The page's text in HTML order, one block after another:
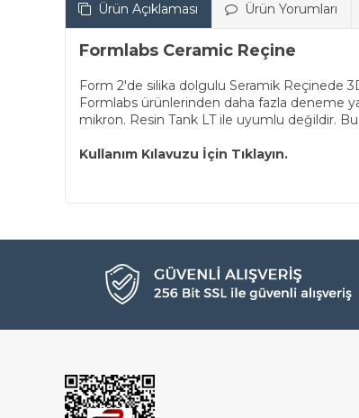
Ürün Açıklaması Ürün Yorumları
Formlabs Ceramic Reçine
Form 2'de silika dolgulu Seramik Reçinede
Formlabs ürünlerinden daha fazla deneme
mikron. Resin Tank LT ile uyumlu değildir.
Kullanım Kılavuzu İçin Tıklayın.